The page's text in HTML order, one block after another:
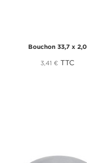
Bouchon 33,7 x 2,0
3,41 € TTC